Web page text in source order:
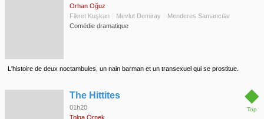
Orhan Oğuz
Fikret Kuşkan
Mevlut Demiray
Menderes Samancılar
Comédie dramatique
L'histoire de deux noctambules, un nain barman et un transexuel qui se prostitue.
◆
Top
The Hittites
01h20
Tolga Örnek